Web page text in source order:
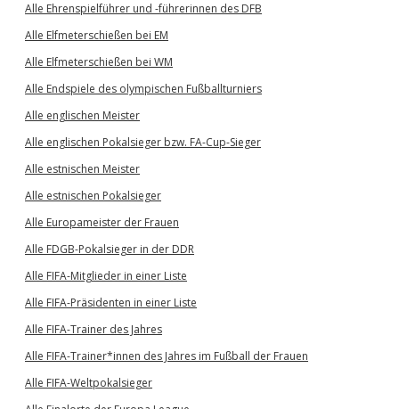
Alle Ehrenspielführer und -führerinnen des DFB
Alle Elfmeterschießen bei EM
Alle Elfmeterschießen bei WM
Alle Endspiele des olympischen Fußballturniers
Alle englischen Meister
Alle englischen Pokalsieger bzw. FA-Cup-Sieger
Alle estnischen Meister
Alle estnischen Pokalsieger
Alle Europameister der Frauen
Alle FDGB-Pokalsieger in der DDR
Alle FIFA-Mitglieder in einer Liste
Alle FIFA-Präsidenten in einer Liste
Alle FIFA-Trainer des Jahres
Alle FIFA-Trainer*innen des Jahres im Fußball der Frauen
Alle FIFA-Weltpokalsieger